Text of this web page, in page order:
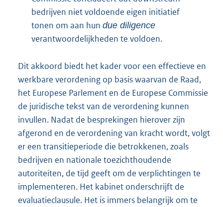
bedrijven niet voldoende eigen initiatief
tonen om aan hun due diligence
verantwoordelijkheden te voldoen.
Dit akkoord biedt het kader voor een effectieve en
werkbare verordening op basis waarvan de Raad,
het Europese Parlement en de Europese Commissie
de juridische tekst van de verordening kunnen
invullen. Nadat de besprekingen hierover zijn
afgerond en de verordening van kracht wordt, volgt
er een transitieperiode die betrokkenen, zoals
bedrijven en nationale toezichthoudende
autoriteiten, de tijd geeft om de verplichtingen te
implementeren. Het kabinet onderschrijft de
evaluatieclausule. Het is immers belangrijk om te